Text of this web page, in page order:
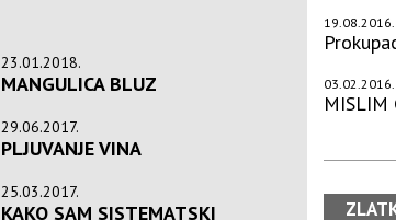
23.01.2018.
MANGULICA BLUZ
29.06.2017.
PLJUVANJE VINA
25.03.2017.
KAKO SAM SISTEMATSKI
19.08.2016.
03.02.2016.
MISLIM